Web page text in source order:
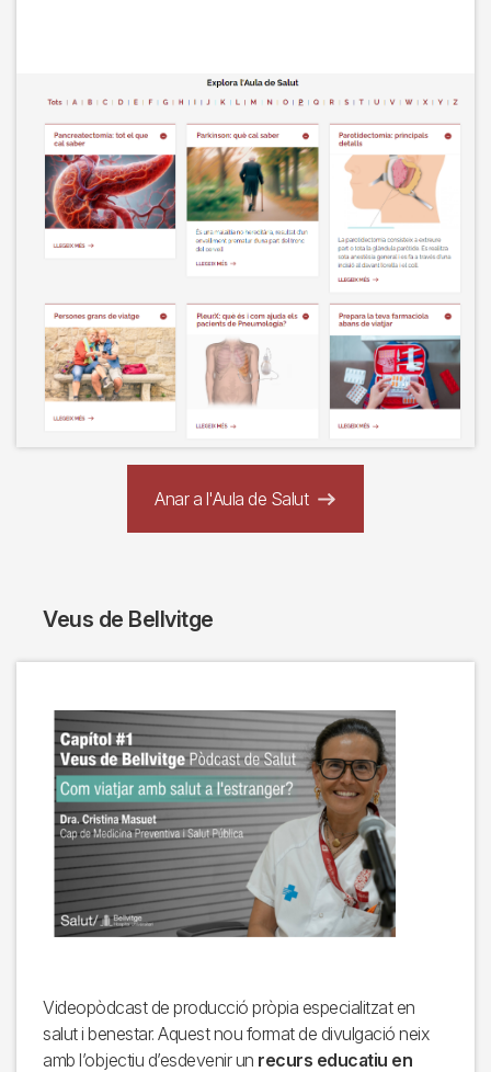
Anar a l'Aula de Salut
Veus de Bellvitge
Videopòdcast de producció pròpia especialitzat en
salut i benestar. Aquest nou format de divulgació neix
amb l’objectiu d’esdevenir un recurs educatiu en